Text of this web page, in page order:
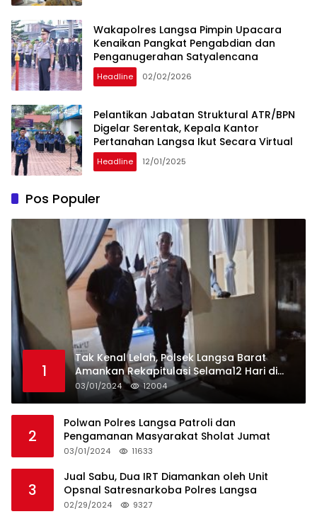
Wakapolres Langsa Pimpin Upacara
Kenaikan Pangkat Pengabdian dan
Penganugerahan Satyalencana
Headline 02/02/2026
Pelantikan Jabatan Struktural ATR/BPN
Digelar Serentak, Kepala Kantor
Pertanahan Langsa Ikut Secara Virtual
Headline 12/01/2025
Pos Populer
1
Tak Kenal Lelah, Polsek Langsa Barat
Amankan Rekapitulasi Selama12 Hari di
Kecamatan Baro
03/01/2024 12004
2
Polwan Polres Langsa Patroli dan
Pengamanan Masyarakat Sholat Jumat
03/01/2024 11633
3
Jual Sabu, Dua IRT Diamankan oleh Unit
Opsnal Satresnarkoba Polres Langsa
02/29/2024 9327